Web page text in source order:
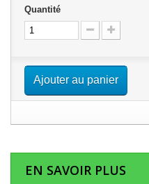
Quantité
Ajouter au panier
EN SAVOIR PLUS